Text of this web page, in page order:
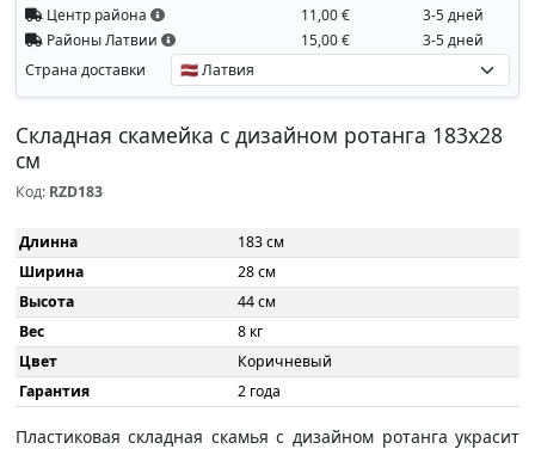
Центр района
11,00 €
3-5 дней
Районы Латвии
15,00 € 3-5 дней
Страна доставки
Складная скамейка с дизайном ротанга 183x28
см
Код: RZD183
Длинна
183 см
Ширина
28 см
Высота
44 см
Вес
8 кг
Цвет
Коричневый
Гарантия
2 года
Пластиковая складная скамья с дизайном ротанга украсит